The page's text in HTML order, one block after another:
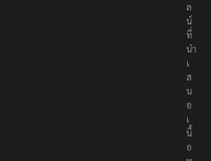
ล
น์
ที่
นำ
เ
ส
น
อ
เ
นื้
อ